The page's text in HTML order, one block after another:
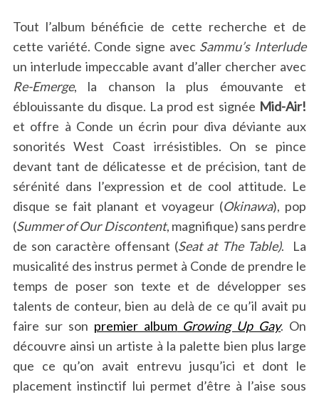
Tout l’album bénéficie de cette recherche et de
cette variété. Conde signe avec Sammu’s Interlude
un interlude impeccable avant d’aller chercher avec
Re-Emerge, la chanson la plus émouvante et
éblouissante du disque. La prod est signée Mid-Air!
et offre à Conde un écrin pour diva déviante aux
sonorités West Coast irrésistibles. On se pince
devant tant de délicatesse et de précision, tant de
sérénité dans l’expression et de cool attitude. Le
disque se fait planant et voyageur (Okinawa), pop
(Summer of Our Discontent, magnifique) sans perdre
de son caractère offensant (Seat at The Table). La
musicalité des instrus permet à Conde de prendre le
temps de poser son texte et de développer ses
talents de conteur, bien au delà de ce qu’il avait pu
faire sur son premier albumGrowing Up Gay. On
découvre ainsi un artiste à la palette bien plus large
que ce qu’on avait entrevu jusqu’ici et dont le
placement instinctif lui permet d’être à l’aise sous